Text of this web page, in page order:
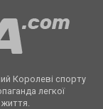
Королеві спорту
легкої